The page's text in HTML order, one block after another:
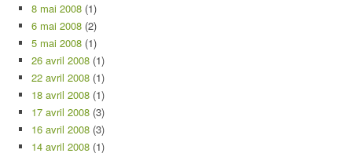
8 mai 2008 (1)
6 mai 2008 (2)
5 mai 2008 (1)
26 avril 2008 (1)
22 avril 2008 (1)
18 avril 2008 (1)
17 avril 2008 (3)
16 avril 2008 (3)
14 avril 2008 (1)